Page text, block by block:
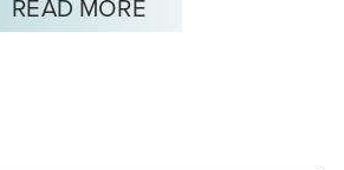
READ MORE